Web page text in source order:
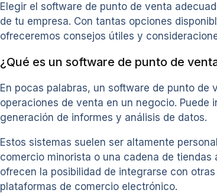
Elegir el software de punto de venta
de tu empresa. Con tantas opciones
ofreceremos consejos útiles y
¿Qué es un software de punto de
En pocas palabras, un software de punto
operaciones de venta en un negocio.
generación de informes y análisis de datos.
Estos sistemas suelen ser altamente
comercio minorista o una cadena de
ofrecen la posibilidad de integrarse con
plataformas de comercio electrónico.